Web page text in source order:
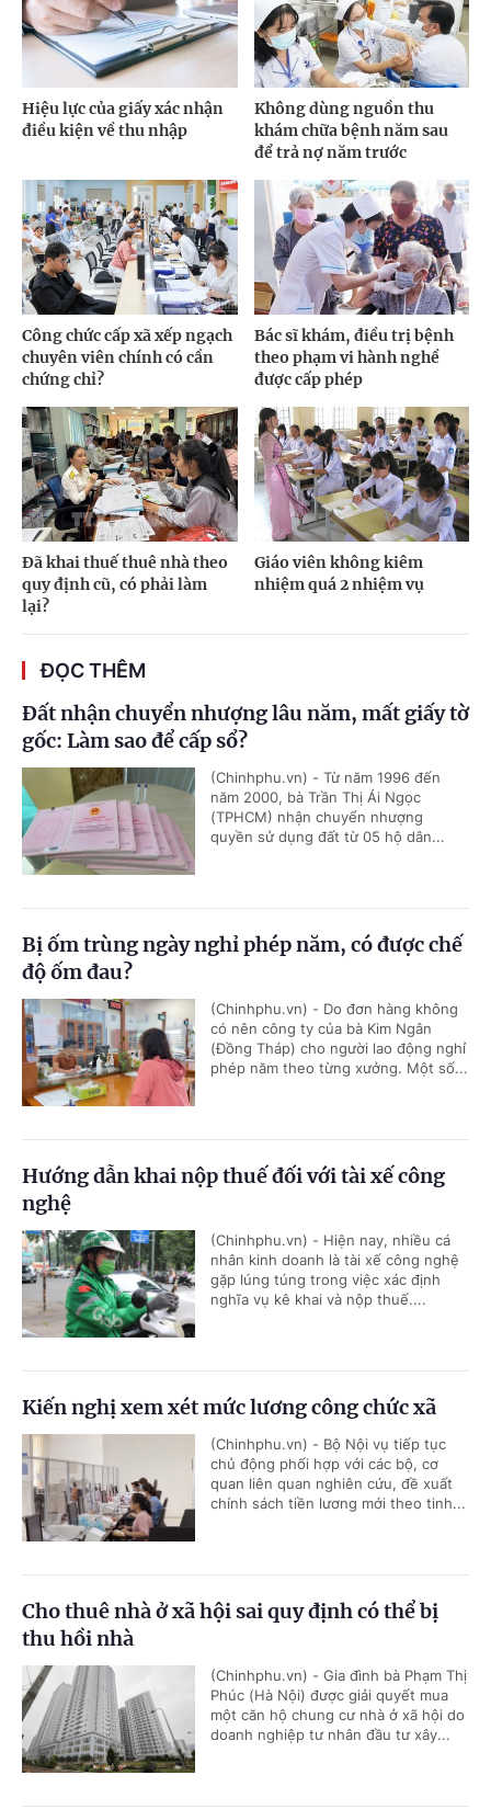
Hiệu lực của giấy xác nhận
điều kiện về thu nhập
Không dùng nguồn thu
khám chữa bệnh năm sau
để trả nợ năm trước
Công chức cấp xã xếp ngạch
chuyên viên chính có cần
chứng chỉ?
Bác sĩ khám, điều trị bệnh
theo phạm vi hành nghề
được cấp phép
Đã khai thuế thuê nhà theo
quy định cũ, có phải làm
lại?
Giáo viên không kiêm
nhiệm quá 2 nhiệm vụ
ĐỌC THÊM
Đất nhận chuyển nhượng lâu năm, mất giấy tờ
gốc: Làm sao để cấp sổ?
(Chinhphu.vn) - Từ năm 1996 đến
năm 2000, bà Trần Thị Ái Ngọc
(TPHCM) nhận chuyển nhượng
quyền sử dụng đất từ 05 hộ dân...
Bị ốm trùng ngày nghỉ phép năm, có được chế
độ ốm đau?
(Chinhphu.vn) - Do đơn hàng không
có nên công ty của bà Kim Ngân
(Đồng Tháp) cho người lao động nghỉ
phép năm theo từng xưởng. Một số...
Hướng dẫn khai nộp thuế đối với tài xế công
nghệ
(Chinhphu.vn) - Hiện nay, nhiều cá
nhân kinh doanh là tài xế công nghệ
gặp lúng túng trong việc xác định
nghĩa vụ kê khai và nộp thuế....
Kiến nghị xem xét mức lương công chức xã
(Chinhphu.vn) - Bộ Nội vụ tiếp tục
chủ động phối hợp với các bộ, cơ
quan liên quan nghiên cứu, đề xuất
chính sách tiền lương mới theo tinh...
Cho thuê nhà ở xã hội sai quy định có thể bị
thu hồi nhà
(Chinhphu.vn) - Gia đình bà Phạm Thị
Phúc (Hà Nội) được giải quyết mua
một căn hộ chung cư nhà ở xã hội do
doanh nghiệp tư nhân đầu tư xây...